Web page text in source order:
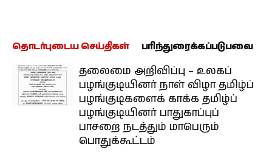
தொடர்புடைய செய்திகள் பரிந்துரைக்கப்படுபவை
தலைமை அறிவிப்பு – உலகப்
பழங்குடியினர் நாள் விழா தமிழ்ப்
பழங்குடிகளைக் காக்க தமிழ்ப்
பழங்குடியினர் பாதுகாப்புப்
பாசறை நடத்தும் மாபெரும்
பொதுக்கூட்டம்